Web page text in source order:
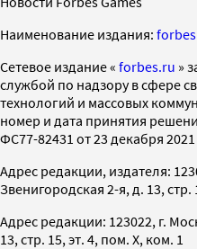
Наименование издания:
Cетевое издание « forbes.ru »
службой по надзору в сфере
технологий и массовых
номер и дата принятия
ФС77-82431 от 23 декабря 2021
Адрес редакции, издателя:
Звенигородская 2-я, д. 13, стр.
Адрес редакции: 123022, г.
13, стр. 15, эт. 4, пом. X, ком. 1